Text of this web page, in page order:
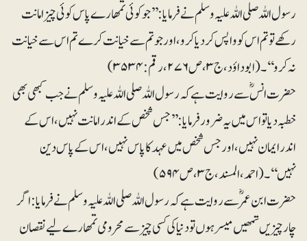
رسول اللہ صلی اللہ علیہ وسلم نے فرمایا: ’’جو کوئی تمھارے پاس کوئی چیز امانت
رکھے تو تم اس کو واپس کردیا کرو، اور جو تم سے خیانت کرے تم اس سے خیانت
نہ کرو‘‘۔ (ابوداؤد، ج۳،ص ۲۷۶، رقم:۳۵۳۴)
حضرت انس ؓ سے روایت ہے کہ رسول اللہ صلی اللہ علیہ وسلم نے جب کبھی بھی
خطبہ دیا تو اس میں یہ ضرور فرمایا:’’ جس شخص کے اندر امانت نہیں، اس کے
اندر ایمان نہیں، اور جس شخص میں عہد کا پاس نہیں، اس کے پاس دین
نہیں‘‘۔(احمد، المسند، ج۳،ص ۵۹۴)
حضرت ابن عمرؓ سے روایت ہے کہ رسول اللہ صلی اللہ علیہ وسلم نے فرمایا: اگر
چار چیزیں تمھیں میسر ہوں تو دنیا کی کسی چیز سے محرومی تمھارے لیے نقصان